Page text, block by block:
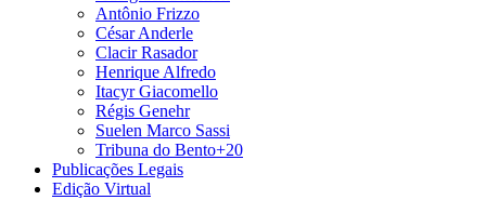
Antônio Frizzo
César Anderle
Clacir Rasador
Henrique Alfredo
Itacyr Giacomello
Régis Genehr
Suelen Marco Sassi
Tribuna do Bento+20
Publicações Legais
Edição Virtual